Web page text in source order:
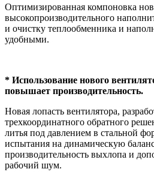
Оптимизированная компоновка
высокопроизводительного
и очистку теплообменника и
удобными.
* Использование нового
повышает производительность.
Новая лопасть вентилятора,
трехкоординатного обратного
литья под давлением в стальной
испытания на динамическую
производительность выхлопа и
рабочий шум.